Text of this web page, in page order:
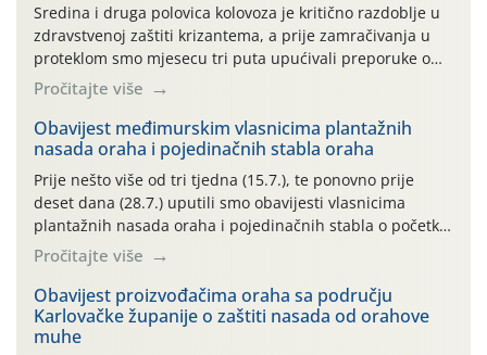
Sredina i druga polovica kolovoza je kritično razdoblje u
zdravstvenoj zaštiti krizantema, a prije zamračivanja u
proteklom smo mjesecu tri puta upućivali preporuke o
preventivnim mjerama zaštite krizantema od najčešćih
uzročnika bolesti, štetnika i fito-fagnih grinja (23.7., 14.7.,
06.7.)! Na početku ovog mjeseca je zabilježeno je
povijesno i ekstremno vruće meteorološko razdoblje, uz
najviše temperature […]
Pročitajte više
Obavijest međimurskim vlasnicima plantažnih
nasada oraha i pojedinačnih stabla oraha
Prije nešto više od tri tjedna (15.7.), te ponovno prije
deset dana (28.7.) uputili smo obavijesti vlasnicima
plantažnih nasada oraha i pojedinačnih stabla o početku
leta i ovogodišnjoj potrebi usmjerenog suzbijanja
orahove muhe (Rhagoletis completa)! Već dvanaest dana
traje drugi ovogodišnji “toplinski udar”, koji naročito
izražen zadnja šest dana (31.7.-05.8.), jer najviše
temperature zraka svakodnevno […]
Pročitajte više
Obavijest proizvođačima oraha sa području
Karlovačke županije o zaštiti nasada od orahove
muhe